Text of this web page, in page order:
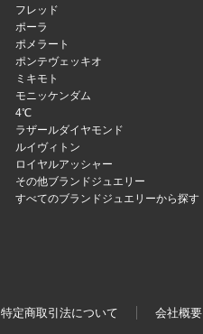
フレッド
ポーラ
ポメラート
ポンテヴェッキオ
ミキモト
モニッケンダム
4℃
ラザールダイヤモンド
ルイヴィトン
ロイヤルアッシャー
その他ブランドジュエリー
すべてのブランドジュエリーから探す
特定商取引法について 会社概要